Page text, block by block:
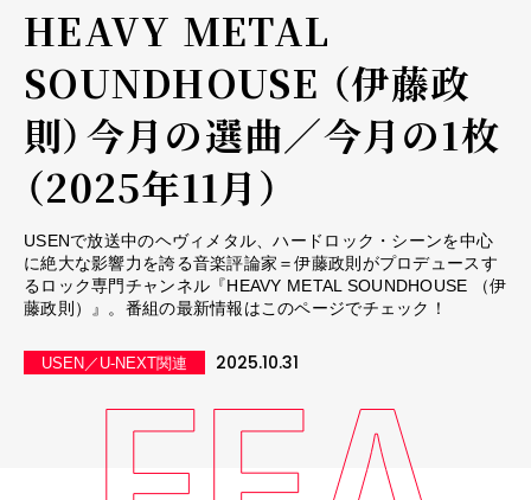
HEAVY METAL
SOUNDHOUSE （伊藤政
則）――今月の選曲／今月の1枚
（2025年11月）
USENで放送中のヘヴィメタル、ハードロック・シーンを中心
に絶大な影響力を誇る音楽評論家＝伊藤政則がプロデュースす
るロック専門チャンネル『HEAVY METAL SOUNDHOUSE （伊
藤政則）』。番組の最新情報はこのページでチェック！
USEN／U-NEXT関連 2025.10.31